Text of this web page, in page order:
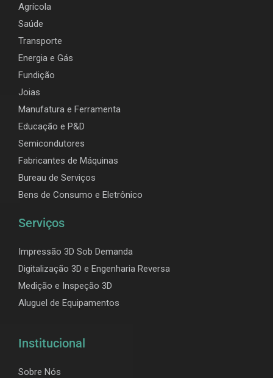
Agrícola
Saúde
Transporte
Energia e Gás
Fundição
Joias
Manufatura e Ferramenta
Educação e P&D
Semicondutores
Fabricantes de Máquinas
Bureau de Serviços
Bens de Consumo e Eletrônico
Serviços
Impressão 3D Sob Demanda
Digitalização 3D e Engenharia Reversa
Medição e Inspeção 3D
Aluguel de Equipamentos
Institucional
Sobre Nós